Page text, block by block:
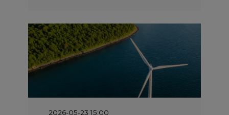
Koszty transformacji energetyki w
Polsce do 2040 roku – sprawdzamy